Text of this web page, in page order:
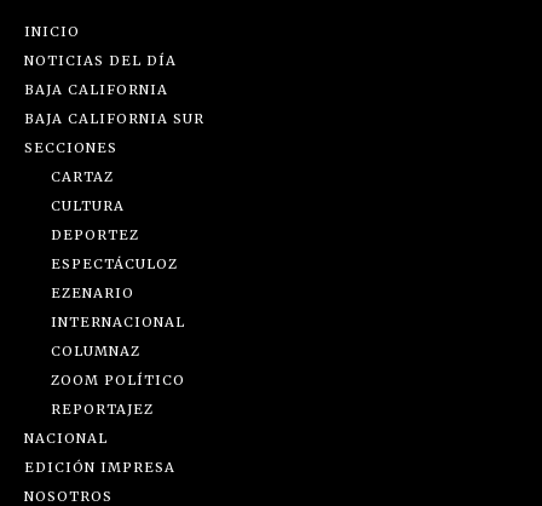
INICIO
NOTICIAS DEL DÍA
BAJA CALIFORNIA
BAJA CALIFORNIA SUR
SECCIONES
CARTAZ
CULTURA
DEPORTEZ
ESPECTÁCULOZ
EZENARIO
INTERNACIONAL
COLUMNAZ
ZOOM POLÍTICO
REPORTAJEZ
NACIONAL
EDICIÓN IMPRESA
NOSOTROS